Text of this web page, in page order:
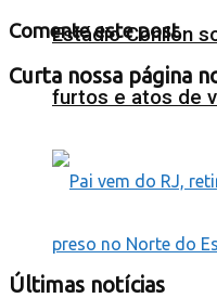
Estádio Conilon
furtos e atos de
Comente este post
Curta nossa página
Últimas notícias